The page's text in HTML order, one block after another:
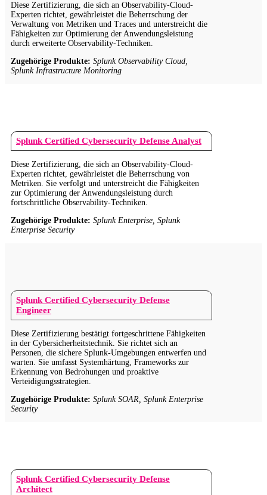
Diese Zertifizierung, die sich an Observability-Cloud-
Experten richtet, gewährleistet die Beherrschung der
Verwaltung von Metriken und Traces und unterstreicht die
Fähigkeiten zur Optimierung der Anwendungsleistung
durch erweiterte Observability-Techniken.
Zugehörige Produkte: Splunk Observability Cloud,
Splunk Infrastructure Monitoring
Splunk Certified Cybersecurity Defense Analyst
Diese Zertifizierung, die sich an Observability-Cloud-
Experten richtet, gewährleistet die Beherrschung von
Metriken. Sie verfolgt und unterstreicht die Fähigkeiten
zur Optimierung der Anwendungsleistung durch
fortschrittliche Observability-Techniken.
Zugehörige Produkte: Splunk Enterprise, Splunk
Enterprise Security
Splunk Certified Cybersecurity Defense
Engineer
Diese Zertifizierung bestätigt fortgeschrittene Fähigkeiten
in der Cybersicherheitstechnik. Sie richtet sich an
Personen, die sichere Splunk-Umgebungen entwerfen und
warten. Sie umfasst Systemhärtung, Frameworks zur
Erkennung von Bedrohungen und proaktive
Verteidigungsstrategien.
Zugehörige Produkte: Splunk SOAR, Splunk Enterprise
Security
Splunk Certified Cybersecurity Defense
Architect